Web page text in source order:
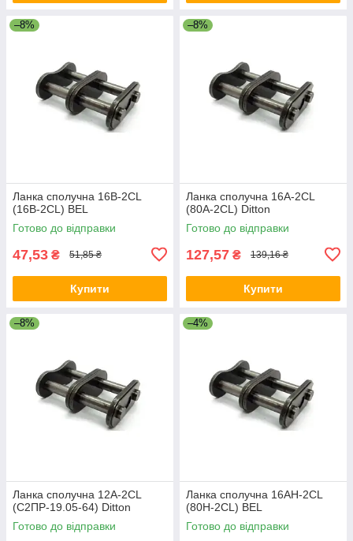
–8%
Ланка сполучна 16B-2CL
(16B-2CL) BEL
Готово до відправки
47,53 ₴ 51,85 ₴
Купити
–8%
Ланка сполучна 16A-2CL
(80A-2CL) Ditton
Готово до відправки
127,57 ₴ 139,16 ₴
Купити
–8%
Ланка сполучна 12A-2CL
(С2ПР-19.05-64) Ditton
Готово до відправки
–4%
Ланка сполучна 16AH-2CL
(80H-2CL) BEL
Готово до відправки